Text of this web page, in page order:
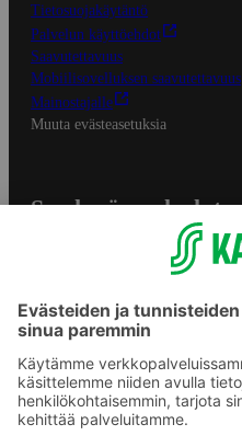
Tietosuojakäytäntö
Palvelun käyttöehdot
Saavutettavuus
Mobiilisovelluksen saavutettavuus
Mainostajalle
Muuta evästeasetuksia
S-ryhmän palvelut
Yhteishyvä Ruoka -sovellus
S-ostoslista -sovellus
Prisma.fi
Sokos.fi
S-Pankki